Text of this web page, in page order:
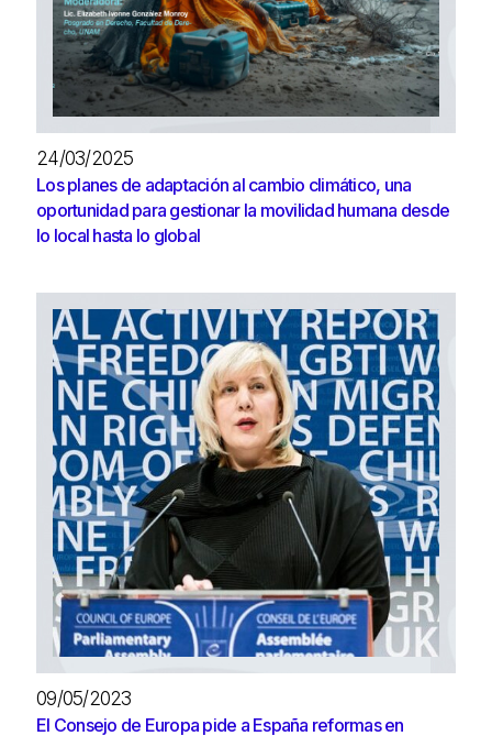
24/03/2025
Los planes de adaptación al cambio climático, una
oportunidad para gestionar la movilidad humana desde
lo local hasta lo global
09/05/2023
El Consejo de Europa pide a España reformas en